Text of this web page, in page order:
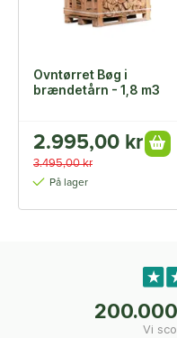
Ovntørret Bøg i
brændetårn - 1,8 m3
2.995,00 kr
3.495,00 kr
På lager
Vi